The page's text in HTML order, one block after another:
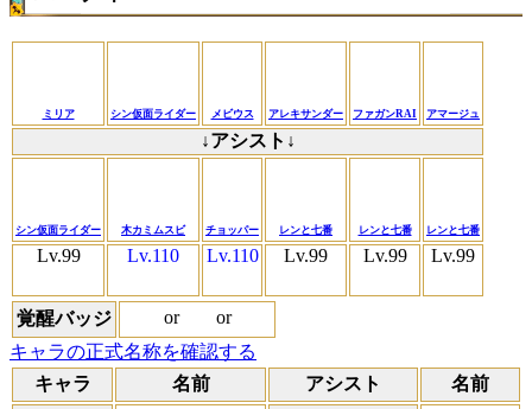
ミリア シン仮面ライダー メビウス アレキサンダー ファガンRAI アマージュ
↓アシスト↓
シン仮面ライダー 木カミムスビ チョッパー レンと七番 レンと七番 レンと七番
Lv.99 Lv.110 Lv.110 Lv.99 Lv.99 Lv.99
覚醒バッジ or
or
キャラの正式名称を確認する
キャラ
名前 アシスト
名前